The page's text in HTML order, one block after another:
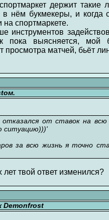
держит такие
в нём букмекеры, и
на спортмаркете.
инструментов
выясняется, мой
просмотра матчей, бьёт
от ставок на
ситуацию)))'
за всю жизнь я точно
твой ответ изменился?
Demonfrost